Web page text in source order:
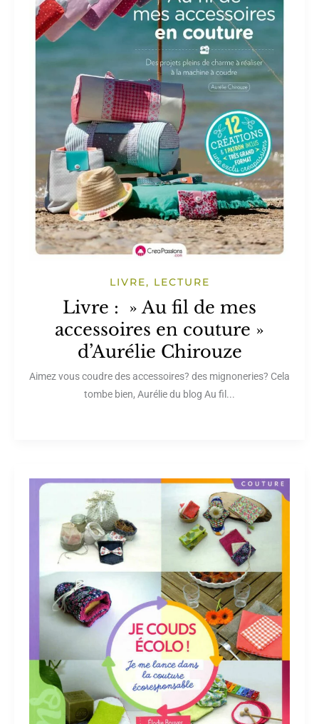
LIVRE, LECTURE
Livre : » Au fil de mes
accessoires en couture »
d’Aurélie Chirouze
Aimez vous coudre des accessoires? des mignoneries? Cela
tombe bien, Aurélie du blog Au fil...